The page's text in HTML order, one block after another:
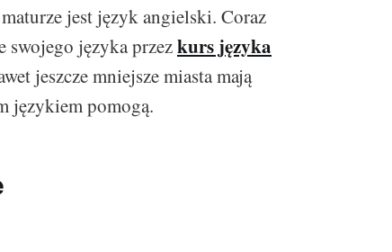
jest język angielski. Coraz
swojego języka przezkurs języka
jeszcze mniejsze miasta mają
językiem pomogą.